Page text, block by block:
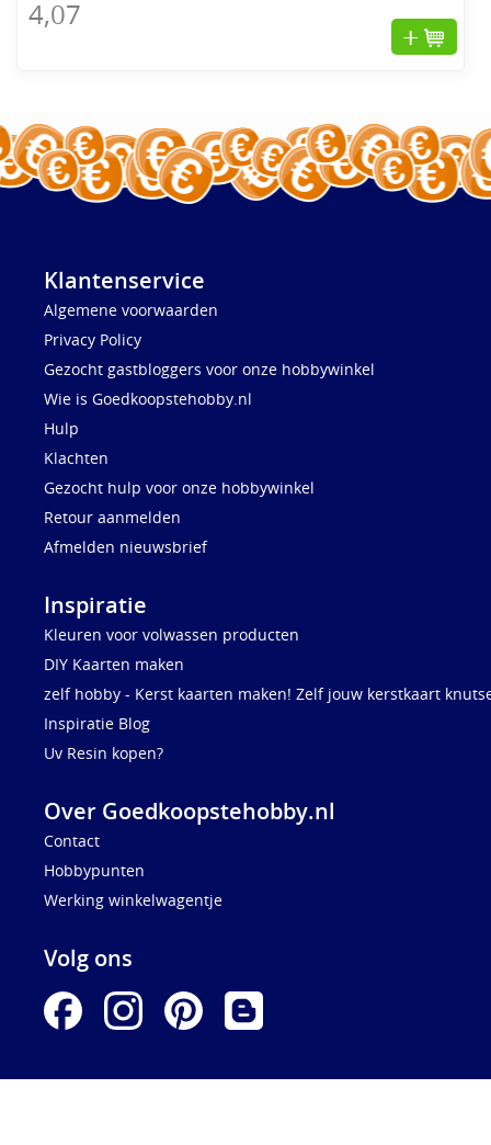
4,07
Klantenservice
Algemene voorwaarden
Privacy Policy
Gezocht gastbloggers voor onze hobbywinkel
Wie is Goedkoopstehobby.nl
Hulp
Klachten
Gezocht hulp voor onze hobbywinkel
Retour aanmelden
Afmelden nieuwsbrief
Inspiratie
Kleuren voor volwassen producten
DIY Kaarten maken
zelf hobby - Kerst kaarten maken! Zelf jouw kerstkaart
Inspiratie Blog
Uv Resin kopen?
Over Goedkoopstehobby.nl
Contact
Hobbypunten
Werking winkelwagentje
Volg ons